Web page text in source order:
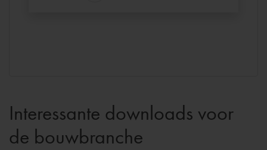
Interessante downloads voor
de bouwbranche